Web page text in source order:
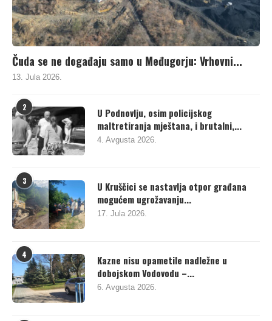
Čuda se ne događaju samo u Međugorju: Vrhovni...
13. Jula 2026.
2
U Podnovlju, osim policijskog
maltretiranja mještana, i brutalni,...
4. Avgusta 2026.
3
U Kruščici se nastavlja otpor građana
mogućem ugrožavanju...
17. Jula 2026.
4
Kazne nisu opametile nadležne u
dobojskom Vodovodu –...
6. Avgusta 2026.